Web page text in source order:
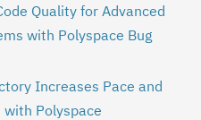
Quality for Advanced
with Polyspace Bug
Increases Pace and
Polyspace